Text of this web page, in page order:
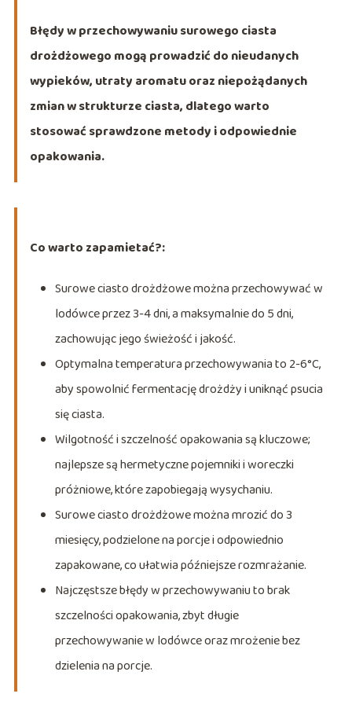
Błędy w przechowywaniu surowego ciasta
drożdżowego mogą prowadzić do nieudanych
wypieków, utraty aromatu oraz niepożądanych
zmian w strukturze ciasta, dlatego warto
stosować sprawdzone metody i odpowiednie
opakowania.
Co warto zapamietać?:
Surowe ciasto drożdżowe można przechowywać w
lodówce przez 3-4 dni, a maksymalnie do 5 dni,
zachowując jego świeżość i jakość.
Optymalna temperatura przechowywania to 2-6°C,
aby spowolnić fermentację drożdży i uniknąć psucia
się ciasta.
Wilgotność i szczelność opakowania są kluczowe;
najlepsze są hermetyczne pojemniki i woreczki
próżniowe, które zapobiegają wysychaniu.
Surowe ciasto drożdżowe można mrozić do 3
miesięcy, podzielone na porcje i odpowiednio
zapakowane, co ułatwia późniejsze rozmrażanie.
Najczęstsze błędy w przechowywaniu to brak
szczelności opakowania, zbyt długie
przechowywanie w lodówce oraz mrożenie bez
dzielenia na porcje.